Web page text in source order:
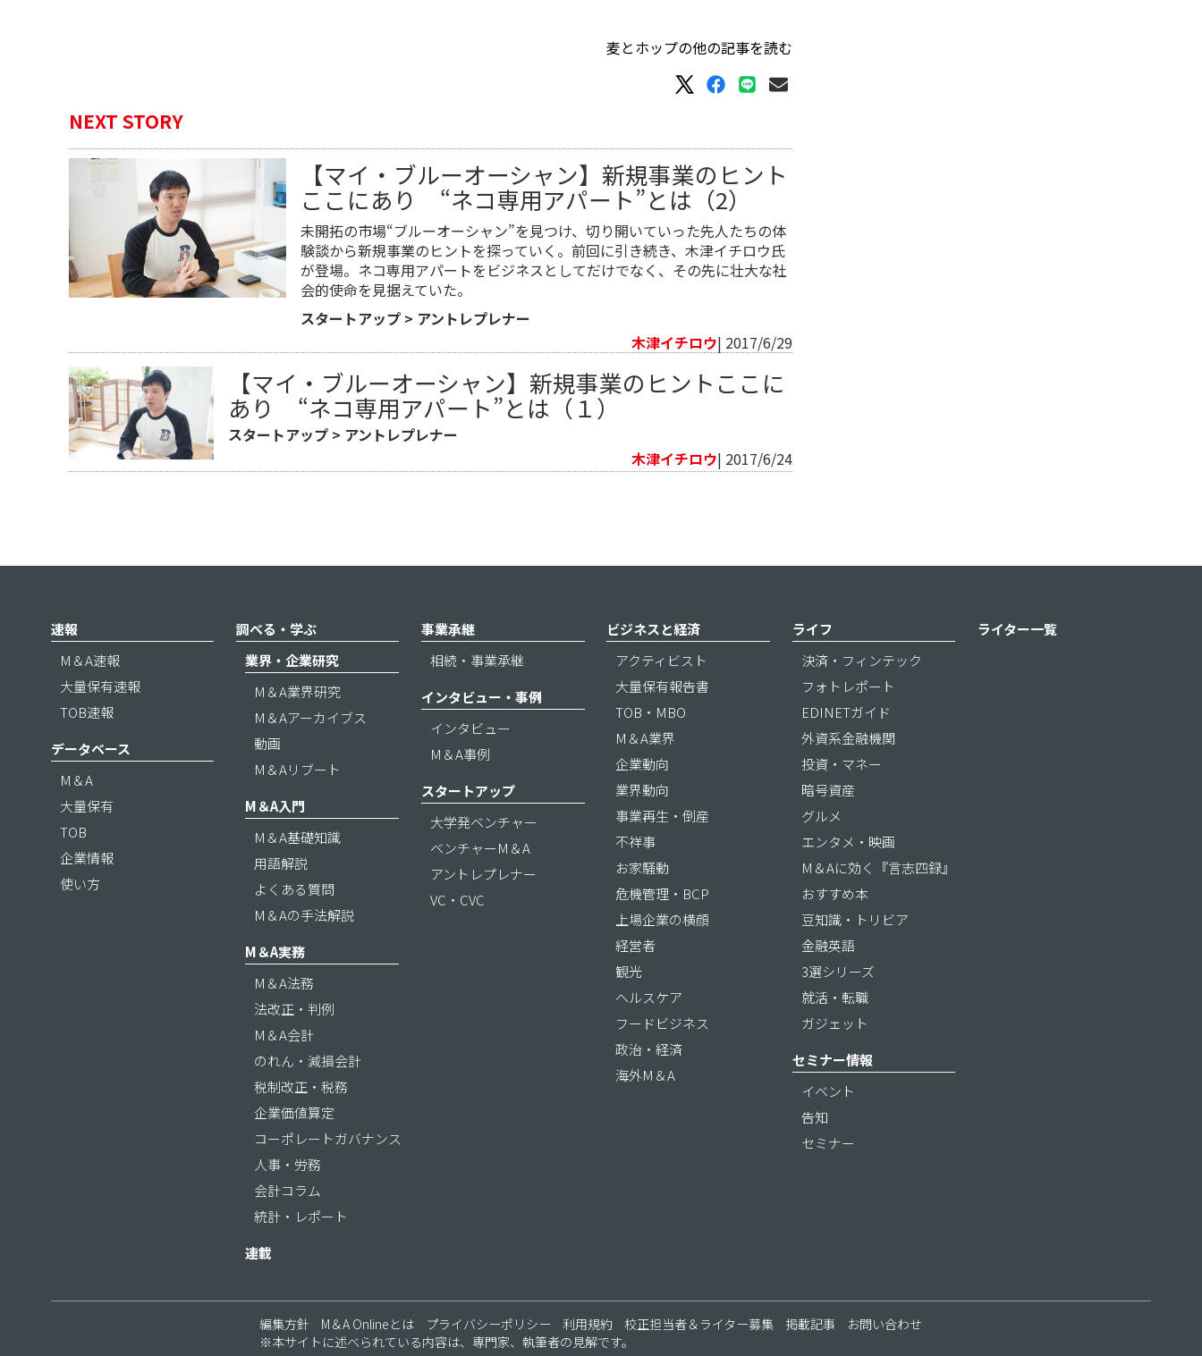
麦とホップの他の記事を読む
NEXT STORY
【マイ・ブルーオーシャン】新規事業のヒント
ここにあり “ネコ専用アパート”とは（2）
未開拓の市場“ブルーオーシャン”を見つけ、切り開いていった先人たちの体
験談から新規事業のヒントを探っていく。前回に引き続き、木津イチロウ氏
が登場。ネコ専用アパートをビジネスとしてだけでなく、その先に壮大な社
会的使命を見据えていた。
スタートアップ> アントレプレナー
木津イチロウ| 2017/6/29
【マイ・ブルーオーシャン】新規事業のヒントここに
あり “ネコ専用アパート”とは（１）
スタートアップ > アントレプレナー
木津イチロウ| 2017/6/24
速報
M＆A速報
大量保有速報
TOB速報
データベース
M＆A
大量保有
TOB
企業情報
使い方
調べる・学ぶ
業界・企業研究
M＆A業界研究
M＆Aアーカイブス
動画
M＆Aリブート
M＆A入門
M＆A基礎知識
用語解説
よくある質問
M＆Aの手法解説
M＆A実務
M＆A法務
法改正・判例
M＆A会計
のれん・減損会計
税制改正・税務
企業価値算定
コーポレートガバナンス
人事・労務
会計コラム
統計・レポート
連載
事業承継
相続・事業承継
インタビュー・事例
インタビュー
M＆A事例
スタートアップ
大学発ベンチャー
ベンチャーM＆A
アントレプレナー
VC・CVC
ビジネスと経済
アクティビスト
大量保有報告書
TOB・MBO
M＆A業界
企業動向
業界動向
事業再生・倒産
不祥事
お家騒動
危機管理・BCP
上場企業の横顔
経営者
観光
ヘルスケア
フードビジネス
政治・経済
海外M＆A
ライフ
決済・フィンテック
フォトレポート
EDINETガイド
外資系金融機関
投資・マネー
暗号資産
グルメ
エンタメ・映画
M＆Aに効く『言志四録』
おすすめ本
豆知識・トリビア
金融英語
3選シリーズ
就活・転職
ガジェット
セミナー情報
イベント
告知
セミナー
ライター一覧
編集方針 M＆A Onlineとは プライバシーポリシー 利用規約 校正担当者＆ライター募集 掲載記事
お問い合わせ
※本サイトに述べられている内容は、専門家、執筆者の見解です。